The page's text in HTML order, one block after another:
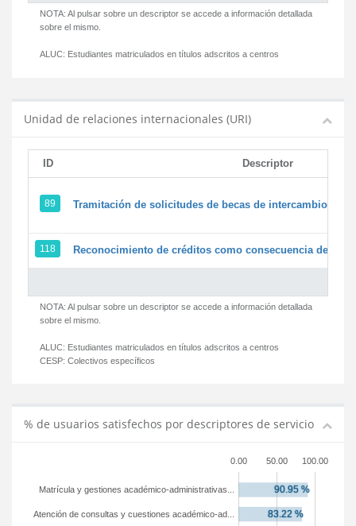
NOTA: Al pulsar sobre un descriptor se accede a información detallada
sobre el mismo.
ALUC: Estudiantes matriculados en títulos adscritos a centros
Unidad de relaciones internacionales (URI)
ID Descriptor
89 Tramitación de solicitudes de becas de intercambio
118 Reconocimiento de créditos como consecuencia de un
NOTA: Al pulsar sobre un descriptor se accede a información detallada
sobre el mismo.
ALUC: Estudiantes matriculados en títulos adscritos a centros
CESP: Colectivos específicos
% de usuarios satisfechos por descriptores de servicio
0.00 50.00 100.00
Atención de consultas y cuestiones académico-ad...
Matrícula y gestiones académico-administrativas...